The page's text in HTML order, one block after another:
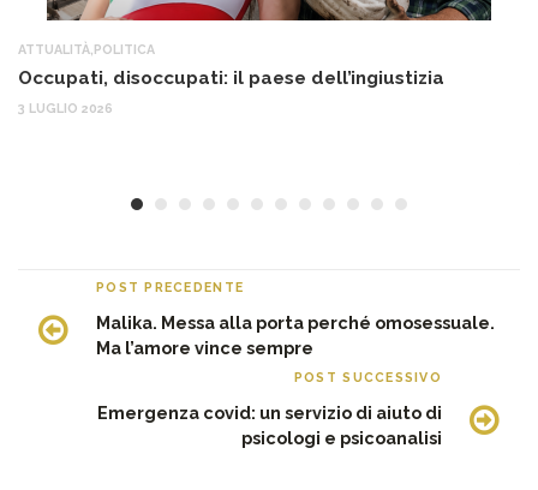
ATTUALITÀ POLITICA
Occupati, disoccupati: il paese dell’ingiustizia
3 LUGLIO 2026
POST PRECEDENTE
Malika. Messa alla porta perché omosessuale.
Ma l’amore vince sempre
POST SUCCESSIVO
Emergenza covid: un servizio di aiuto di
psicologi e psicoanalisi